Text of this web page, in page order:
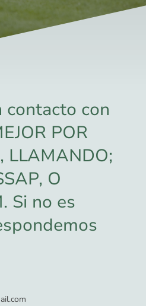
contacto con
POR
LLAMANDO;
O
Si no es